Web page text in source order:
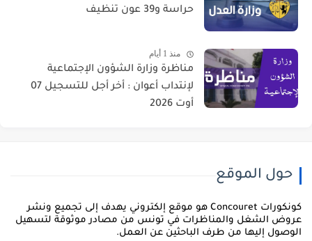
حراسة و39 عون تنظيف
منذ 1 أيام
مناظرة وزارة الشؤون الإجتماعية
لإنتداب أعوان : أخر أجل للتسجيل 07
أوت 2026
حول الموقع
كونكورات Concouret هو موقع إلكتروني يهدف إلى تجميع ونشر
الشغل والمناظرات في تونس من مصادر موثوقة لتسهيل
إليها من طرف الباحثين عن العمل.